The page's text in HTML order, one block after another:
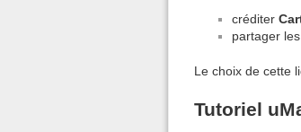
créditer
partager
Le choix de cette
Tutoriel